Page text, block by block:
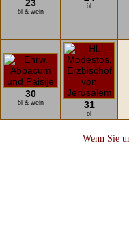
23
öl & wein
öl
30
öl & wein 31
öl
Wenn Sie